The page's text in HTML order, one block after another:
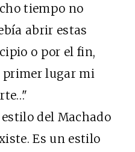
tiempo no
abrir estas
o por el fin,
primer lugar mi
del Machado
Es un estilo